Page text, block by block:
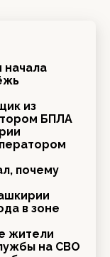
начала
из
БПЛА
почему
в зоне
жители
на СВО